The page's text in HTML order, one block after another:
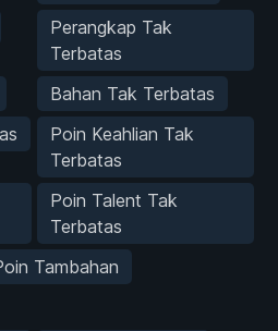
Perangkap Tak
Terbatas
Bahan Tak Terbatas
Poin Keahlian Tak
Terbatas
Poin Talent Tak
Terbatas
Tambahan